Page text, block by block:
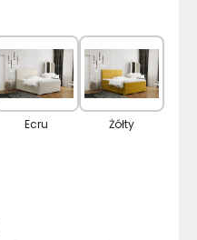
Ecru Żółty